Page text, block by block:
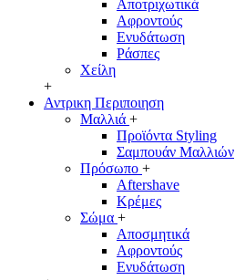
Αποτριχωτικά
Αφροντούς
Ενυδάτωση
Ράσπες
Χείλη
+
Αντρικη Περιποιηση
Μαλλιά +
Προϊόντα Styling
Σαμπουάν Μαλλιών
Πρόσωπο +
Aftershave
Κρέμες
Σώμα +
Αποσμητικά
Αφροντούς
Ενυδάτωση